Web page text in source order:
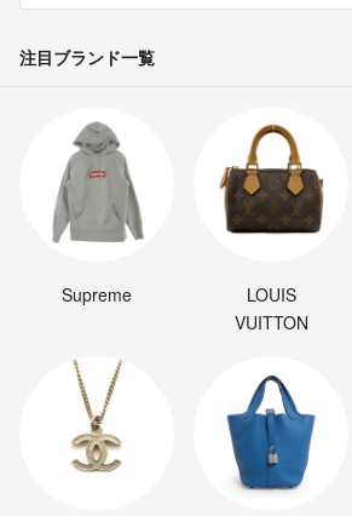
注目ブランド一覧
Supreme
LOUIS
VUITTON